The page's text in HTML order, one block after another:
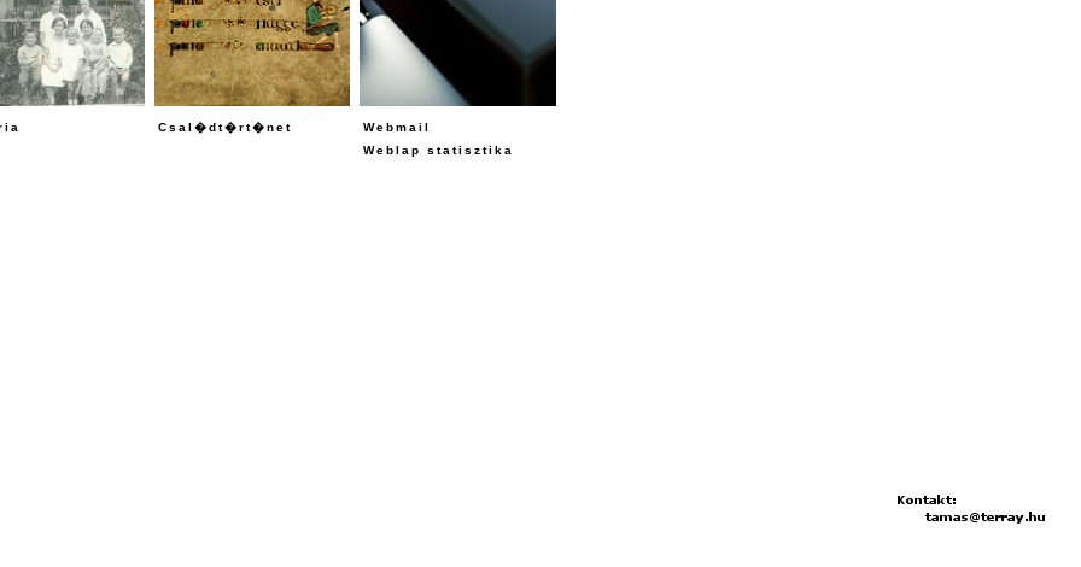
Csal�dt�rt�net
Webmail
Weblap statisztika